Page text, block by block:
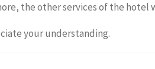
the other services of the hotel
your understanding.